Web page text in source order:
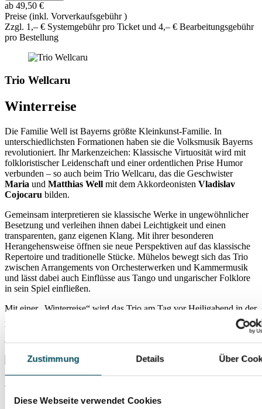
Zustimmung Details Über
Diese Webseite verwendet Cookies
ab 49,50 €
Preise (inkl. Vorverkaufsgebühr )
Zzgl. 1,– € Systemgebühr pro Ticket und 4,– € Bearbeitungsgebühr
pro Bestellung
Trio Wellcaru
Winterreise
Die Familie Well ist Bayerns größte Kleinkunst-Familie. In
unterschiedlichsten Formationen haben sie die Volksmusik Bayerns
revolutioniert. Ihr Markenzeichen: Klassische Virtuosität wird mit
folkloristischer Leidenschaft und einer ordentlichen Prise Humor
verbunden – so auch beim Trio Wellcaru, das die Geschwister
Maria und Matthias Well mit dem Akkordeonisten Vladislav
Cojocaru bilden.
Gemeinsam interpretieren sie klassische Werke in ungewöhnlicher
Besetzung und verleihen ihnen dabei Leichtigkeit und einen
transparenten, ganz eigenen Klang. Mit ihrer besonderen
Herangehensweise öffnen sie neue Perspektiven auf das klassische
Repertoire und traditionelle Stücke. Mühelos bewegt sich das Trio
zwischen Arrangements von Orchesterwerken und Kammermusik
und lässt dabei auch Einflüsse aus Tango und ungarischer Folklore
in sein Spiel einfließen.
Mit einer „Winterreise“ wird das Trio am Tag vor Heiligabend in der
der Residenz festliche Klänge aus aller
Welt mit Werken von
Vivaldi, Mozart, Fauré, Kreisler, Piazzollaund
anderen erklingen lassen.
Pressematerial anzeigen